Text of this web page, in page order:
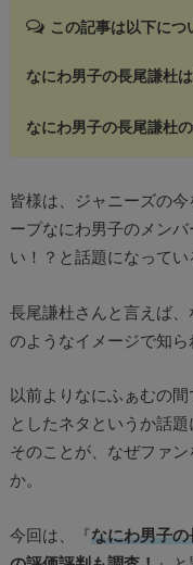
この記事は以下につ
なにわ男子の長尾謙杜
なにわ男子の長尾謙杜
皆様は、ジャニーズの
ープなにわ男子のメン
い！？と話題になって
長尾謙杜さんと言えば
のようなイメージで知ら
以前よりなにふぁむの
としたネタというか話題
そのことが、なぜファ
か。
今回は、『 なにわ男子